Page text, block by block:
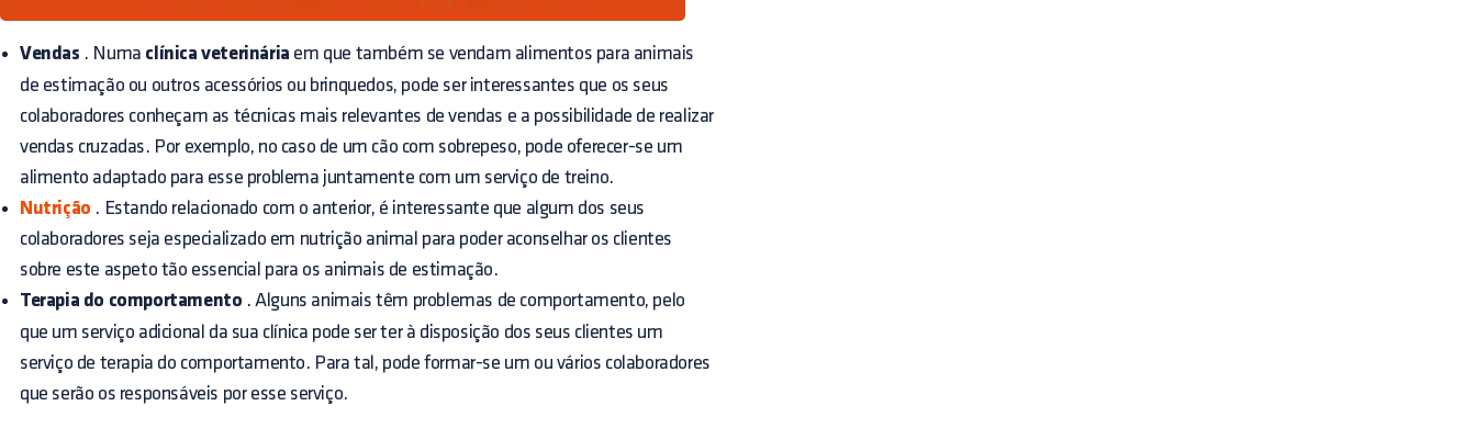
Vendas . Numa clínica veterinária em que também se vendam alimentos para animais
de estimação ou outros acessórios ou brinquedos, pode ser interessantes que os seus
colaboradores conheçam as técnicas mais relevantes de vendas e a possibilidade de realizar
vendas cruzadas. Por exemplo, no caso de um cão com sobrepeso, pode oferecer-se um
alimento adaptado para esse problema juntamente com um serviço de treino.
Nutrição . Estando relacionado com o anterior, é interessante que algum dos seus
colaboradores seja especializado em nutrição animal para poder aconselhar os clientes
sobre este aspeto tão essencial para os animais de estimação.
Terapia do comportamento . Alguns animais têm problemas de comportamento, pelo
que um serviço adicional da sua clínica pode ser ter à disposição dos seus clientes um
serviço de terapia do comportamento. Para tal, pode formar-se um ou vários colaboradores
que serão os responsáveis por esse serviço.